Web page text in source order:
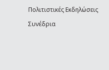
Πολιτιστικές Εκδηλώσεις
Συνέδρια